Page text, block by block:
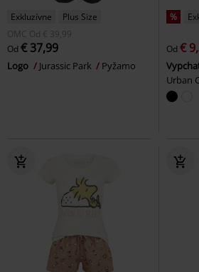
Exkluzívne
Plus Size
OMC Od € 39,99
Od € 37,99
Logo Jurassic Park Pyžamo
%
Od €
Urban